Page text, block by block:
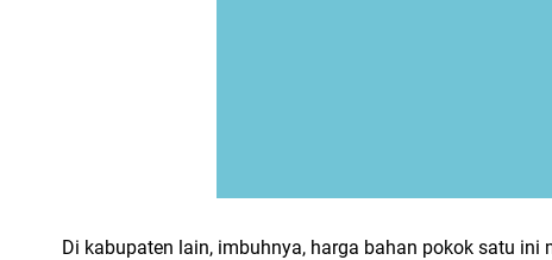
Di kabupaten lain, imbuhnya, harga bahan pokok satu ini